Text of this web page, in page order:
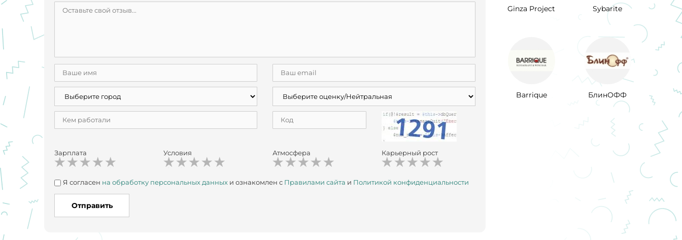
Зарплата Условия Атмосфера Карьерный рост
Я согласен на обработку персональных данных и ознакомлен с Правилами сайта и Политикой конфиденциальности
Отправить
Ginza Project Sybarite
Barrique БлинОФФ